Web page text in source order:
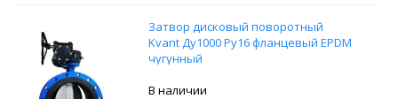
Затвор дисковый поворотный
Kvant Ду1000 Ру16 фланцевый EPDM
чугунный
В наличии